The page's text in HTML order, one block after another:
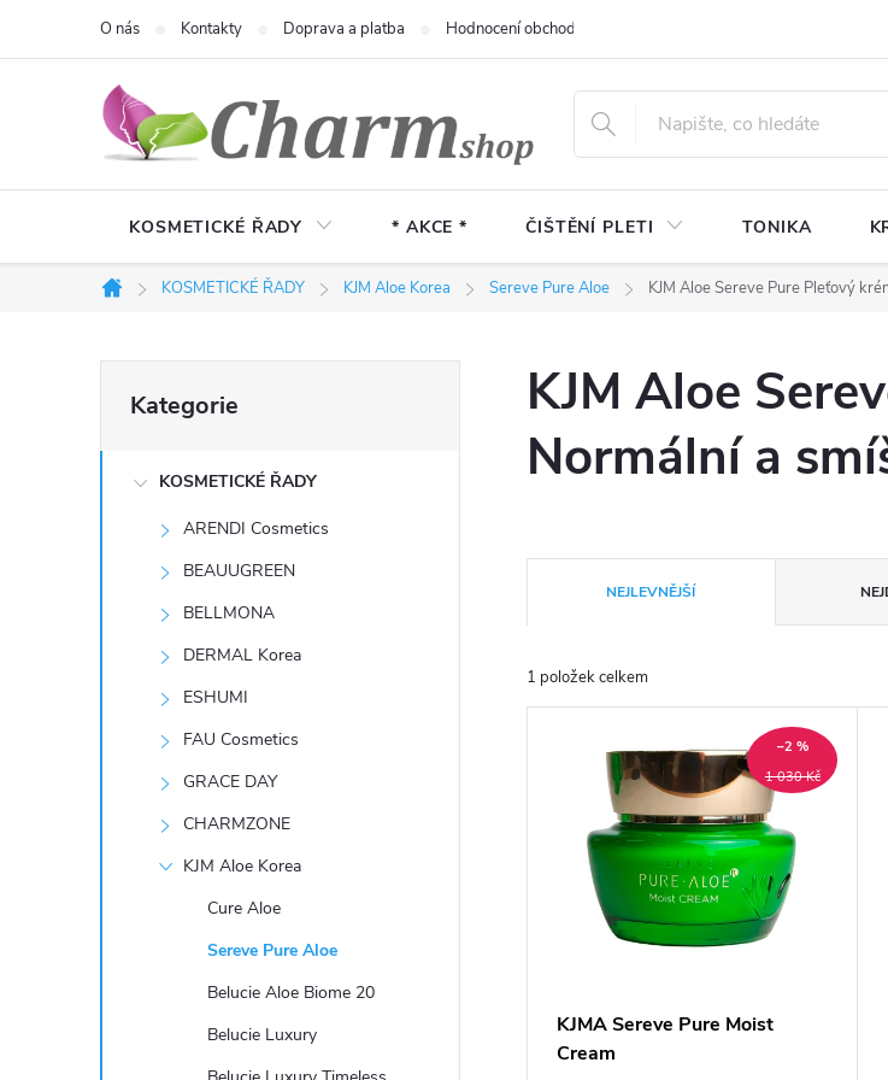
O nás Kontakty Doprava a platba Hodnocení obchodu
KOSMETICKÉ ŘADY * AKCE * ČIŠTĚNÍ PLETI TONIKA
Domů
KOSMETICKÉ ŘADY KJM Aloe Korea Sereve Pure Aloe KJM Aloe Sereve Pure Pleťový
o
kategorie
Kategorie
KOSMETICKÉ ŘADY
ARENDI Cosmetics
BEAUUGREEN
BELLMONA
DERMAL Korea
ESHUMI
FAU Cosmetics
GRACE DAY
CHARMZONE
KJM Aloe Korea
Cure Aloe
Sereve Pure Aloe
Belucie Aloe Biome 20
Belucie Luxury
KJM Aloe
Normální a
a
z
NEJLEVNĚJŠÍ
1 položek celkem
1 030 Kč
–2 %
KJMA Sereve Pure Moist
Cream